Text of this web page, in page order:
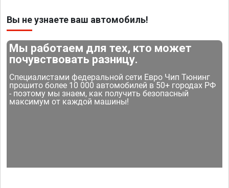
Вы не узнаете ваш автомобиль!
Мы работаем для тех, кто может
почувствовать разницу.
Специалистами федеральной сети Евро Чип Тюнинг
прошито более 10 000 автомобилей в 50+ городах РФ
- поэтому мы знаем, как получить безопасный
максимум от каждой машины!